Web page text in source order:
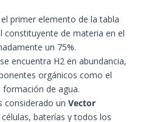
primer elemento de la tabla
constituyente de materia en el
un 75%.
encuentra H2 en abundancia,
orgánicos como el
de agua.
considerado un Vector
baterías y todos los